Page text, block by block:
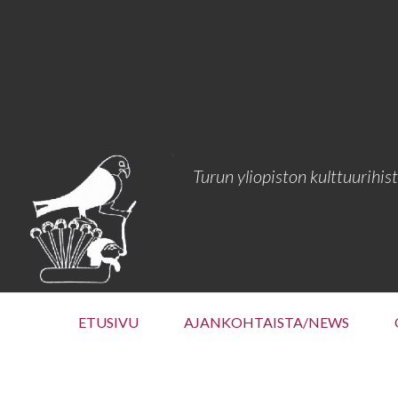
Turun yliopiston
Ensisijainen
ETUSIVU AJANKOHTAISTA/NEWS